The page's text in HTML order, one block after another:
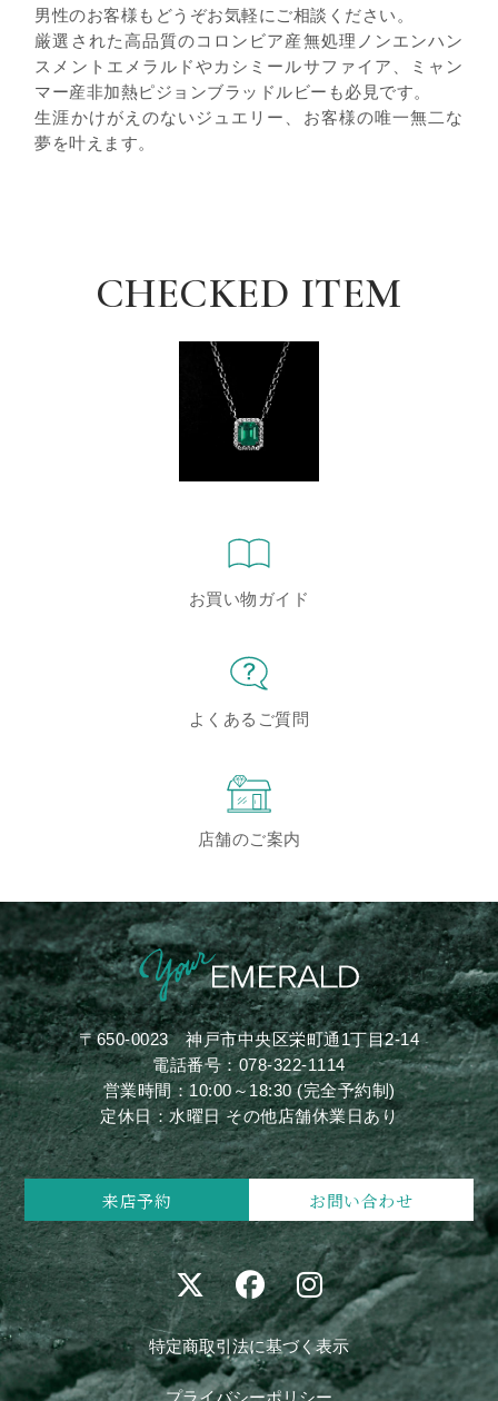
男性のお客様もどうぞお気軽にご相談ください。
厳選された高品質のコロンビア産無処理ノンエンハン
スメントエメラルドやカシミールサファイア、ミャン
マー産非加熱ピジョンブラッドルビーも必見です。
生涯かけがえのないジュエリー、お客様の唯一無二な
夢を叶えます。
CHECKED ITEM
お買い物ガイド
よくあるご質問
店舗のご案内
〒650-0023神戸市中央区栄町通1丁目2-14
電話番号：078-322-1114
営業時間：10:00～18:30 (完全予約制)
定休日：水曜日 その他店舗休業日あり
来店予約 お問い合わせ
特定商取引法に基づく表示
プライバシーポリシー